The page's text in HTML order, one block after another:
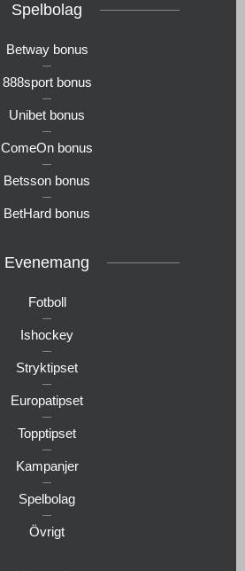
Spelbolag
Betway bonus
888sport bonus
Unibet bonus
ComeOn bonus
Betsson bonus
BetHard bonus
Evenemang
Fotboll
Ishockey
Stryktipset
Europatipset
Topptipset
Kampanjer
Spelbolag
Övrigt